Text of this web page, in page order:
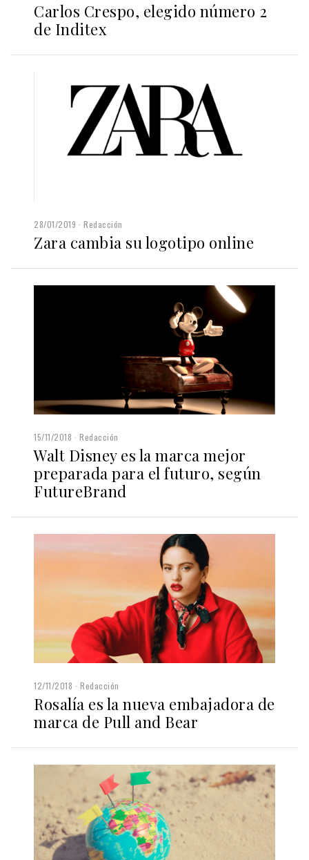
Carlos Crespo, elegido número 2
de Inditex
28/01/2019 Redacción
Zara cambia su logotipo online
15/11/2018 Redacción
Walt Disney es la marca mejor
preparada para el futuro, según
FutureBrand
12/11/2018 Redacción
Rosalía es la nueva embajadora de
marca de Pull and Bear